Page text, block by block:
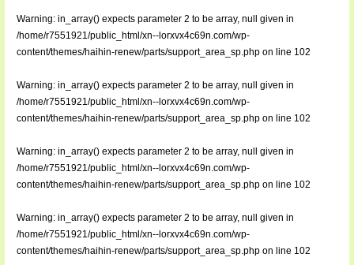
Warning: in_array() expects parameter 2 to be array, null given in
/home/r7551921/public_html/xn--lorxvx4c69n.com/wp-
content/themes/haihin-renew/parts/support_area_sp.phpon line 102
Warning: in_array() expects parameter 2 to be array, null given in
/home/r7551921/public_html/xn--lorxvx4c69n.com/wp-
content/themes/haihin-renew/parts/support_area_sp.phpon line 102
Warning: in_array() expects parameter 2 to be array, null given in
/home/r7551921/public_html/xn--lorxvx4c69n.com/wp-
content/themes/haihin-renew/parts/support_area_sp.phpon line 102
Warning: in_array() expects parameter 2 to be array, null given in
/home/r7551921/public_html/xn--lorxvx4c69n.com/wp-
content/themes/haihin-renew/parts/support_area_sp.phpon line 102